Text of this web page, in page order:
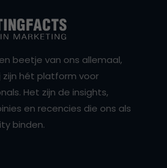
beetje van ons allemaal,
zijn hét platform voor
Het zijn de insights,
en recencies die ons als
binden.